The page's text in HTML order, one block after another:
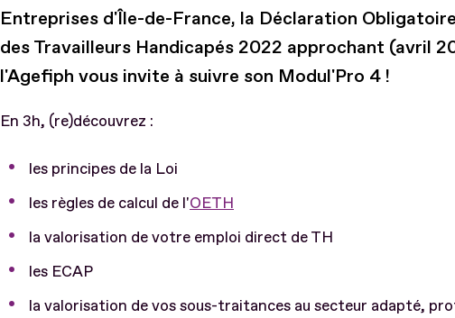
Entreprises d'Île-de-France, la Déclaration
des Travailleurs Handicapés 2022 approchant (avril
l'Agefiph vous invite à suivre son Modul'Pro 4 !
En 3h, (re)découvrez :
les principes de la Loi
les règles de calcul de l'OETH
la valorisation de votre emploi direct de TH
les ECAP
la valorisation de vos sous-traitances au secteur adapté,